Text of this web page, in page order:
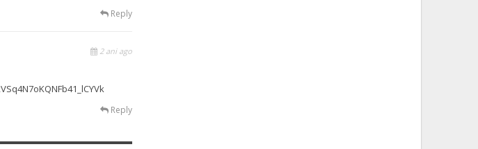
Reply
2 ani ago
Reply